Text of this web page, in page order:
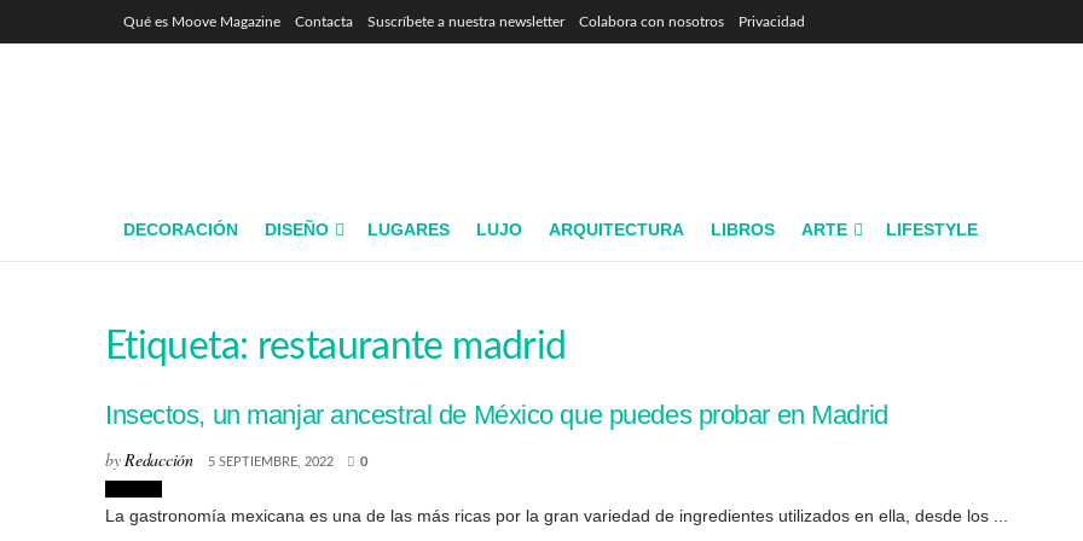
Qué es Moove Magazine Contacta Suscríbete a nuestra newsletter Colabora con nosotros Privacidad
DECORACIÓN DISEÑO LUGARES LUJO ARQUITECTURA LIBROS ARTE LIFESTYLE
Etiqueta: restaurante madrid
Insectos, un manjar ancestral de México que puedes probar en Madrid
byRedacción 5 SEPTIEMBRE, 2022 0
La gastronomía mexicana es una de las más ricas por la gran variedad de ingredientes utilizados en ella, desde los ...